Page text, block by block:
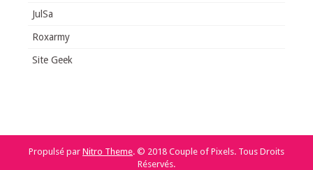
JulSa
Roxarmy
Site Geek
Propulsé par Nitro Theme. © 2018 Couple of Pixels. Tous Droits
Réservés.